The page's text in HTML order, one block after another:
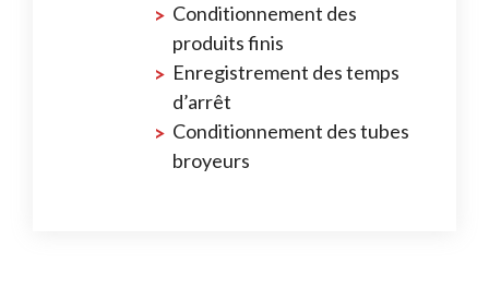
Conditionnement des
produits finis
Enregistrement des temps
d’arrêt
Conditionnement des tubes
broyeurs